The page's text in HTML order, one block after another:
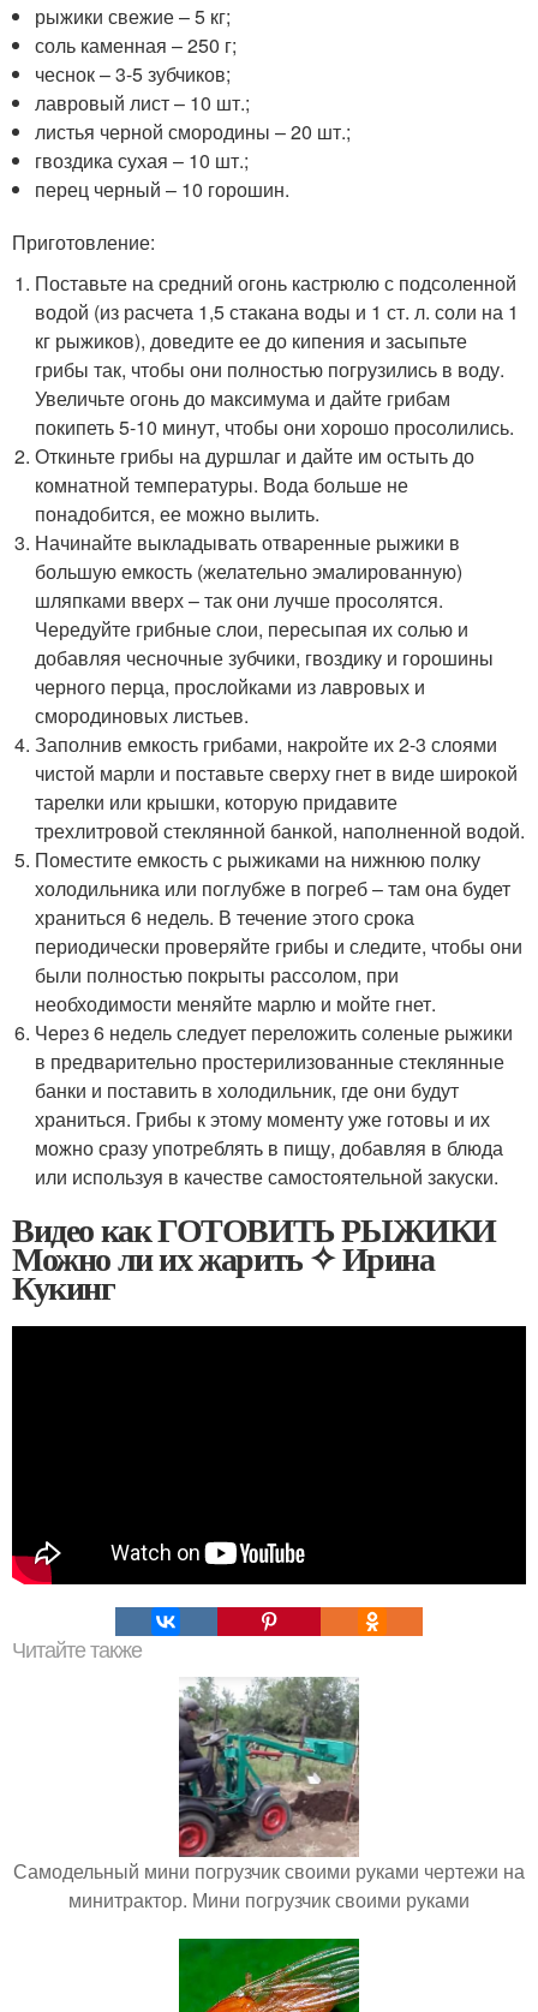
рыжики свежие – 5 кг;
соль каменная – 250 г;
чеснок – 3-5 зубчиков;
лавровый лист – 10 шт.;
листья черной смородины – 20 шт.;
гвоздика сухая – 10 шт.;
перец черный – 10 горошин.
Приготовление:
Поставьте на средний огонь кастрюлю с подсоленной
водой (из расчета 1,5 стакана воды и 1 ст. л. соли на 1
кг рыжиков), доведите ее до кипения и засыпьте
грибы так, чтобы они полностью погрузились в воду.
Увеличьте огонь до максимума и дайте грибам
покипеть 5-10 минут, чтобы они хорошо просолились.
Откиньте грибы на дуршлаг и дайте им остыть до
комнатной температуры. Вода больше не
понадобится, ее можно вылить.
Начинайте выкладывать отваренные рыжики в
большую емкость (желательно эмалированную)
шляпками вверх – так они лучше просолятся.
Чередуйте грибные слои, пересыпая их солью и
добавляя чесночные зубчики, гвоздику и горошины
черного перца, прослойками из лавровых и
смородиновых листьев.
Заполнив емкость грибами, накройте их 2-3 слоями
чистой марли и поставьте сверху гнет в виде широкой
тарелки или крышки, которую придавите
трехлитровой стеклянной банкой, наполненной водой.
Поместите емкость с рыжиками на нижнюю полку
холодильника или поглубже в погреб – там она будет
храниться 6 недель. В течение этого срока
периодически проверяйте грибы и следите, чтобы они
были полностью покрыты рассолом, при
необходимости меняйте марлю и мойте гнет.
Через 6 недель следует переложить соленые рыжики
в предварительно простерилизованные стеклянные
банки и поставить в холодильник, где они будут
храниться. Грибы к этому моменту уже готовы и их
можно сразу употреблять в пищу, добавляя в блюда
или используя в качестве самостоятельной закуски.
Видео как ГОТОВИТЬ РЫЖИКИ
Можно ли их жарить ✧ Ирина
Кукинг
Читайте также
Самодельный мини погрузчик своими руками чертежи на
минитрактор. Мини погрузчик своими руками